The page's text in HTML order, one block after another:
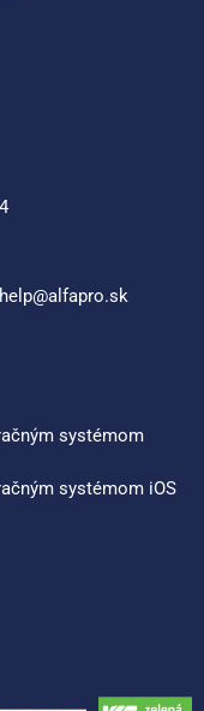
systémom
systémom iOS